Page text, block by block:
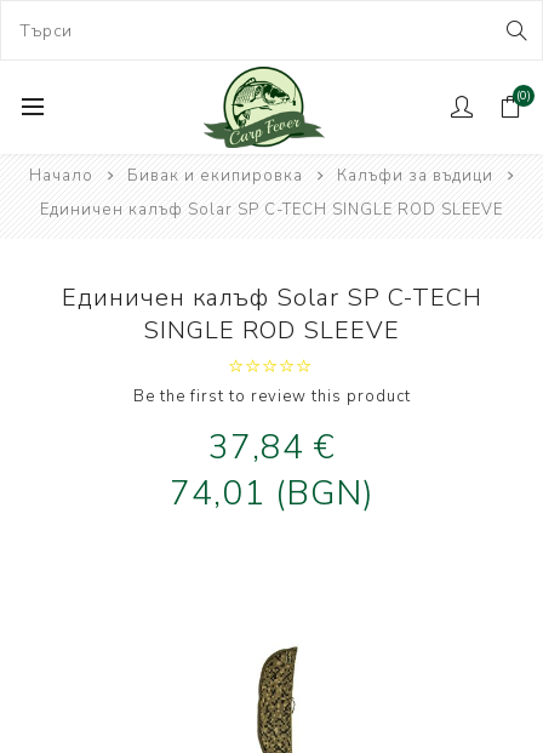
(0)
Начало Бивак и екипировка
Калъфи за въдици
Единичен калъф Solar SP C-TECH SINGLE ROD SLEEVE
Единичен калъф Solar SP C-TECH
SINGLE ROD SLEEVE
Be the first to review this product
37,84 €
74,01 (BGN)